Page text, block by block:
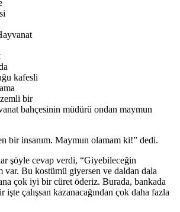
kafesli
bir
bahçesinin müdürü ondan maymun
bir insanım. Maymun olamam ki!” dedi.
şöyle cevap verdi, “Giyebileceğin
var. Bu kostümü giyersen ve daldan dala
çok iyi bir cüret öderiz. Burada, bankada
işte çalışsan kazanacağından çok daha fazla